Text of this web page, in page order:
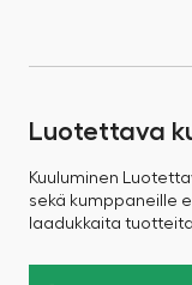
Luotettava
Kuuluminen
sekä kumppaneille
laadukkaita